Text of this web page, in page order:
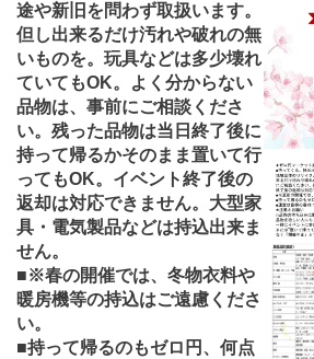
途や新旧を問わず取扱います。
但し出来るだけ汚れや破れの無
いものを。玩具などは多少壊れ
ていてもOK。よく分からない
品物は、事前にご相談くださ
い。残った品物は当日終了後に
持って帰るかそのまま置いて行
ってもOK。イベント終了後の
返却は対応できません。大型家
具・電気製品などは持込出来ま
せん。
■※春の開催では、冬物衣料や
暖房機等の持込はご遠慮くださ
い。
■持って帰るのもゼロ円、何点